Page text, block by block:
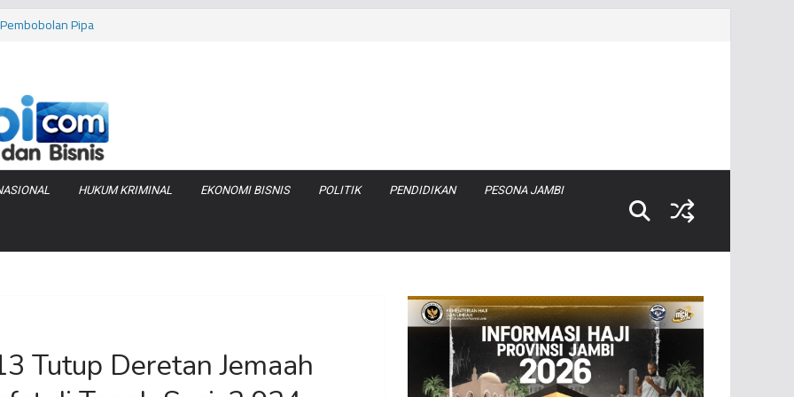
Pipa
Produksi Air
Jabung
HUKUM KRIMINAL EKONOMI BISNIS POLITIK PENDIDIKAN PESONA JAMBI
Tutup Deretan Jemaah